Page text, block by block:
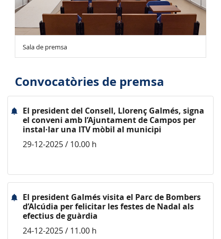
Sala de premsa
Convocatòries de premsa
El president del Consell, Llorenç Galmés, signa
el conveni amb l’Ajuntament de Campos per
instal·lar una ITV mòbil al municipi
29-12-2025 / 10.00 h
El president Galmés visita el Parc de Bombers
d’Alcúdia per felicitar les festes de Nadal als
efectius de guàrdia
24-12-2025 / 11.00 h